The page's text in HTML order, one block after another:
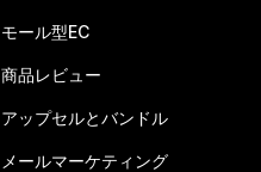
モール型EC
商品レビュー
アップセルとバンドル
メールマーケティング